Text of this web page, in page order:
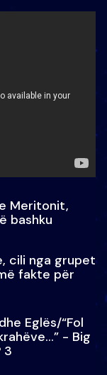
Meritonit,
bashku
cili nga grupet
fakte për
Eglës/“Fol
- Big
3